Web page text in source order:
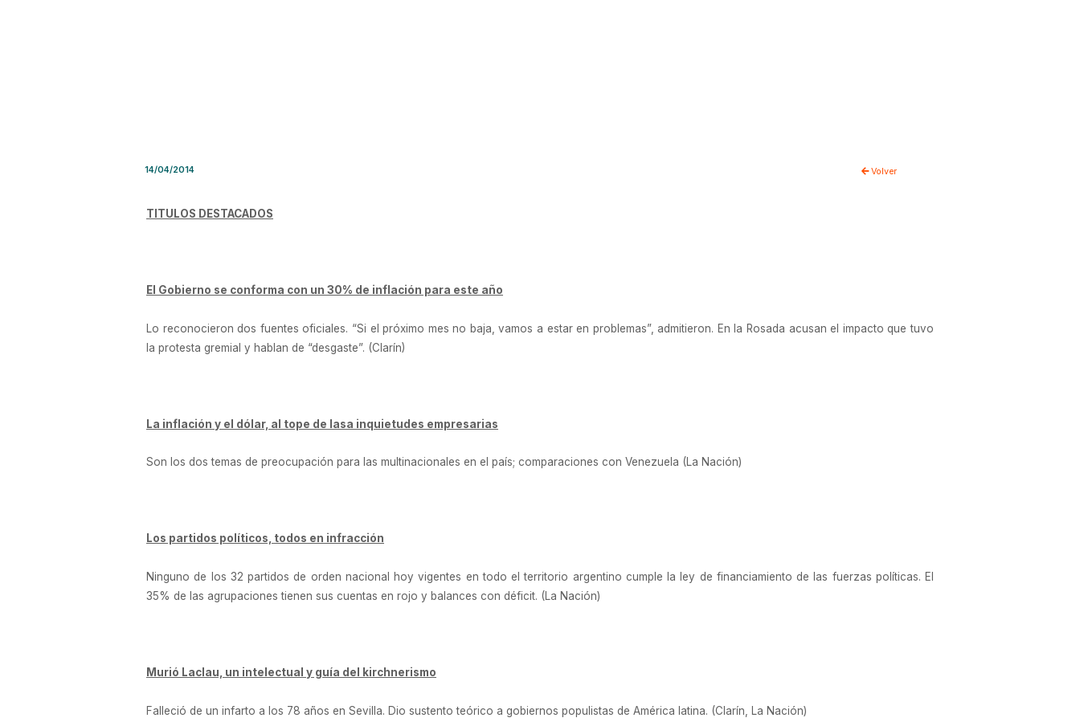
14/04/2014 Volver
TITULOS DESTACADOS
El Gobierno se conforma con un 30% de inflación para este año
Lo reconocieron dos fuentes oficiales. “Si el próximo mes no baja, vamos a estar en problemas”, admitieron. En la Rosada acusan el impacto que tuvo
la protesta gremial y hablan de “desgaste”. (Clarín)
La inflación y el dólar, al tope de lasa inquietudes empresarias
Son los dos temas de preocupación para las multinacionales en el país; comparaciones con Venezuela (La Nación)
Los partidos políticos, todos en infracción
Ninguno de los 32 partidos de orden nacional hoy vigentes en todo el territorio argentino cumple la ley de financiamiento de las fuerzas políticas. El
35% de las agrupaciones tienen sus cuentas en rojo y balances con déficit. (La Nación)
Murió Laclau, un intelectual y guía del kirchnerismo
Falleció de un infarto a los 78 años en Sevilla. Dio sustento teórico a gobiernos populistas de América latina. (Clarín, La Nación)